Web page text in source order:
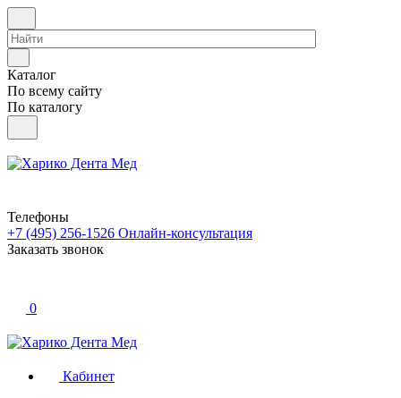
Каталог
По всему сайту
По каталогу
Телефоны
+7 (495) 256-1526 Онлайн-консультация
Заказать звонок
0
Кабинет